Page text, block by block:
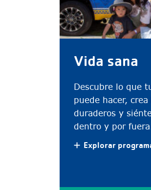
Vida sana
Descubre lo que
puede hacer,
duraderos y
dentro y por
Explorar